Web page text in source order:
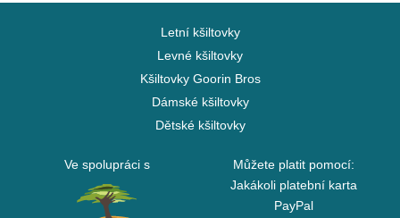
Letní kšiltovky
Levné kšiltovky
Kšiltovky Goorin Bros
Dámské kšiltovky
Dětské kšiltovky
Ve spolupráci s
Můžete platit pomocí:
Jakákoli platební karta
PayPal